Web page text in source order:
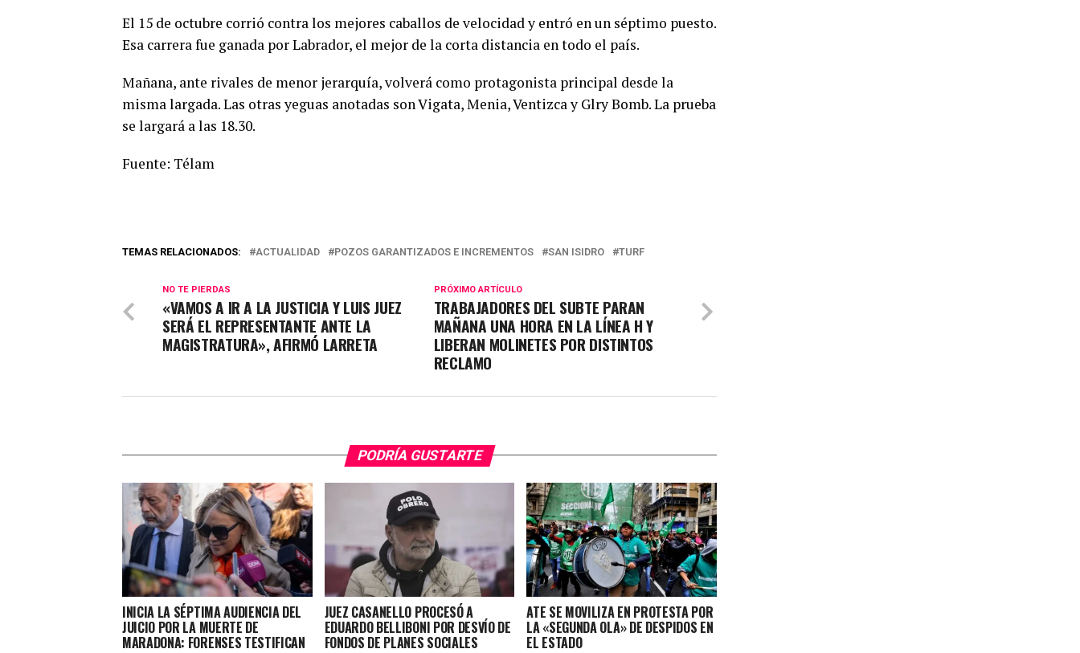
El 15 de octubre corrió contra los mejores caballos de velocidad y entró en un séptimo puesto.
Esa carrera fue ganada por Labrador, el mejor de la corta distancia en todo el país.
Mañana, ante rivales de menor jerarquía, volverá como protagonista principal desde la
misma largada. Las otras yeguas anotadas son Vigata, Menia, Ventizca y Glry Bomb. La prueba
se largará a las 18.30.
Fuente: Télam
TEMAS RELACIONADOS: ACTUALIDAD POZOS GARANTIZADOS E INCREMENTOS SAN ISIDRO TURF
PRÓXIMO ARTÍCULO
TRABAJADORES DEL SUBTE PARAN
MAÑANA UNA HORA EN LA LÍNEA H Y
LIBERAN MOLINETES POR DISTINTOS
RECLAMO
NO TE PIERDAS
«VAMOS A IR A LA JUSTICIA Y LUIS JUEZ
SERÁ EL REPRESENTANTE ANTE LA
MAGISTRATURA», AFIRMÓ LARRETA
PODRÍA GUSTARTE
INICIA LA SÉPTIMA AUDIENCIA DEL
JUICIO POR LA MUERTE DE
MARADONA: FORENSES TESTIFICAN
JUEZ CASANELLO PROCESÓ A
EDUARDO BELLIBONI POR DESVÍO DE
FONDOS DE PLANES SOCIALES
ATE SE MOVILIZA EN PROTESTA POR
LA «SEGUNDA OLA» DE DESPIDOS EN
EL ESTADO